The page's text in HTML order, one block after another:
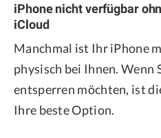
iPhone nicht verfügbar
iCloud
Manchmal ist Ihr iPhone
physisch bei Ihnen. Wenn
entsperren möchten, ist
Ihre beste Option.